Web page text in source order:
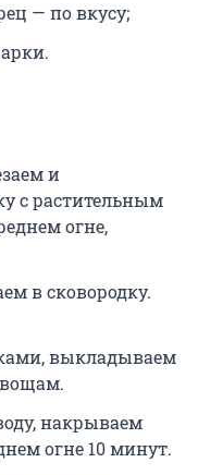
— по вкусу;
и
с растительным
огне,
в сковородку.
выкладываем
накрываем
огне 10 минут.